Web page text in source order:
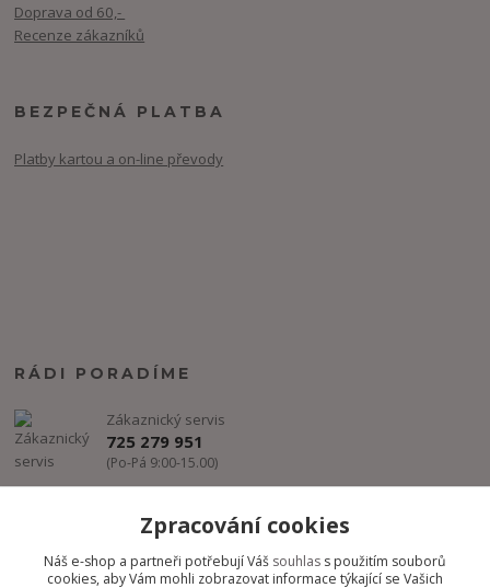
Doprava od 60,-
Recenze zákazníků
BEZPEČNÁ PLATBA
Platby kartou a on-line převody
RÁDI PORADÍME
Zákaznický servis
725 279 951
(Po-Pá 9:00-15.00)
Zpracování cookies
Náš e-shop a partneři potřebují Váš souhlas s použitím souborů
cookies, aby Vám mohli zobrazovat informace týkající se Vašich